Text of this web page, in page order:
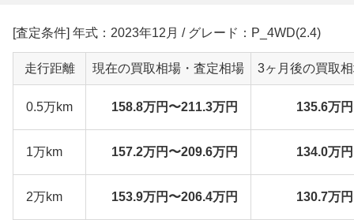
[査定条件] 年式：2023年12月 / グレード：P_4WD(2.4)
走行距離 現在の買取相場・査定相場 3ヶ月後の買取
0.5万km 158.8万円〜211.3万円 135.6万
1万km 157.2万円〜209.6万円 134.0万
2万km 153.9万円〜206.4万円 130.7万